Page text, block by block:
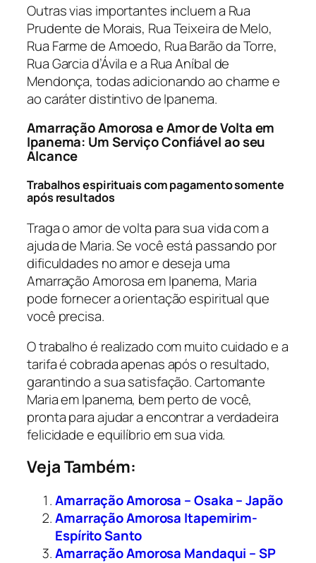
Outras vias importantes incluem a Rua
Prudente de Morais, Rua Teixeira de Melo,
Rua Farme de Amoedo, Rua Barão da Torre,
Rua Garcia d’Ávila e a Rua Aníbal de
Mendonça, todas adicionando ao charme e
ao caráter distintivo de Ipanema.
Amarração Amorosa e Amor de Volta em
Ipanema: Um Serviço Confiável ao seu
Alcance
Trabalhos espirituais com pagamento somente
após resultados
Traga o amor de volta para sua vida com a
ajuda de Maria. Se você está passando por
dificuldades no amor e deseja uma
Amarração Amorosa em Ipanema, Maria
pode fornecer a orientação espiritual que
você precisa.
O trabalho é realizado com muito cuidado e a
tarifa é cobrada apenas após o resultado,
garantindo a sua satisfação. Cartomante
Maria em Ipanema, bem perto de você,
pronta para ajudar a encontrar a verdadeira
felicidade e equilíbrio em sua vida.
Veja Também:
Amarração Amorosa – Osaka – Japão
Amarração Amorosa Itapemirim-
Espírito Santo
Amarração Amorosa Mandaqui – SP